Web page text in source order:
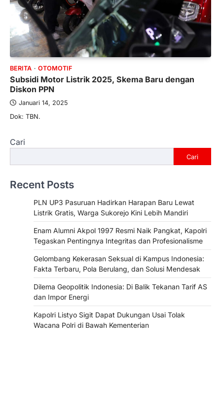
BERITA OTOMOTIF
Subsidi Motor Listrik 2025, Skema Baru dengan
Diskon PPN
Januari 14, 2025
Dok: TBN.
Cari
Cari
Recent Posts
PLN UP3 Pasuruan Hadirkan Harapan Baru Lewat
Listrik Gratis, Warga Sukorejo Kini Lebih Mandiri
Enam Alumni Akpol 1997 Resmi Naik Pangkat, Kapolri
Tegaskan Pentingnya Integritas dan Profesionalisme
Gelombang Kekerasan Seksual di Kampus Indonesia:
Fakta Terbaru, Pola Berulang, dan Solusi Mendesak
Dilema Geopolitik Indonesia: Di Balik Tekanan Tarif AS
dan Impor Energi
Kapolri Listyo Sigit Dapat Dukungan Usai Tolak
Wacana Polri di Bawah Kementerian